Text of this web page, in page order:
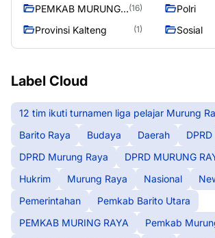
PEMKAB MURUNG
(16) Polri
Provinsi Kalteng (1) Sosial
Label Cloud
12 tim ikuti turnamen liga pelajar Murung
Barito Raya
Budaya Daerah
DPRD
DPRD Murung Raya
DPRD MURUNG
Hukrim
Murung Raya Nasional
Pemerintahan
Pemkab Barito Utara
PEMKAB MURING RAYA
Pemkab